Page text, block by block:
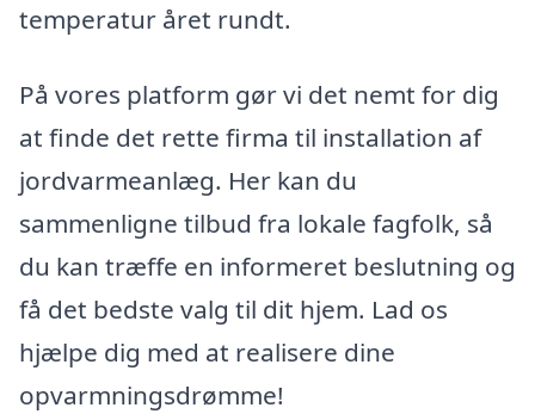
temperatur året rundt.
På vores platform gør vi det nemt for dig
at finde det rette firma til installation af
jordvarmeanlæg. Her kan du
sammenligne tilbud fra lokale fagfolk, så
du kan træffe en informeret beslutning og
få det bedste valg til dit hjem. Lad os
hjælpe dig med at realisere dine
opvarmningsdrømme!